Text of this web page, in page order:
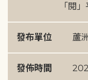
「閱
發布單位 蘆
發佈時間